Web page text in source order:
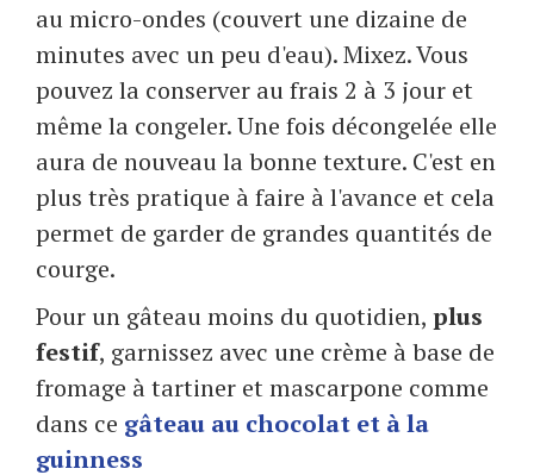
au micro-ondes (couvert une dizaine de
minutes avec un peu d'eau). Mixez. Vous
pouvez la conserver au frais 2 à 3 jour et
même la congeler. Une fois décongelée elle
aura de nouveau la bonne texture. C'est en
plus très pratique à faire à l'avance et cela
permet de garder de grandes quantités de
courge.
Pour un gâteau moins du quotidien, plus
festif, garnissez avec une crème à base de
fromage à tartiner et mascarpone comme
dans ce gâteau au chocolat et à la
guinness